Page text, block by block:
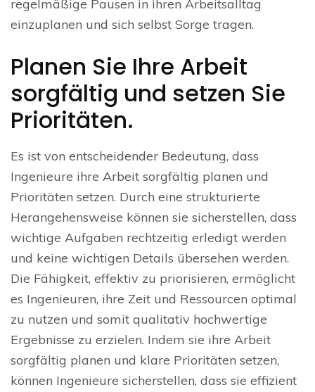
regelmäßige Pausen in ihren Arbeitsalltag
einzuplanen und sich selbst Sorge tragen.
Planen Sie Ihre Arbeit
sorgfältig und setzen Sie
Prioritäten.
Es ist von entscheidender Bedeutung, dass
Ingenieure ihre Arbeit sorgfältig planen und
Prioritäten setzen. Durch eine strukturierte
Herangehensweise können sie sicherstellen, dass
wichtige Aufgaben rechtzeitig erledigt werden
und keine wichtigen Details übersehen werden.
Die Fähigkeit, effektiv zu priorisieren, ermöglicht
es Ingenieuren, ihre Zeit und Ressourcen optimal
zu nutzen und somit qualitativ hochwertige
Ergebnisse zu erzielen. Indem sie ihre Arbeit
sorgfältig planen und klare Prioritäten setzen,
können Ingenieure sicherstellen, dass sie effizient